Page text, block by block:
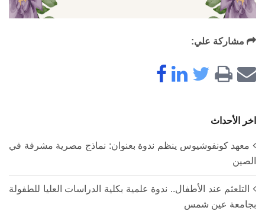
مشاركة علي:
اخر الأحداث
معهد كونفوشيوس ينظم ندوة بعنوان: نماذج مصرية مشرفة في
الصين
التلعثم عند الأطفال.. ندوة علمية بكلية الدراسات العليا للطفولة
بجامعة عين شمس